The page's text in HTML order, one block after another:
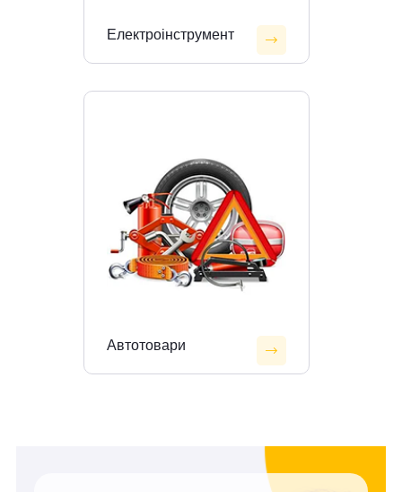
Електроінструмент
Автотовари